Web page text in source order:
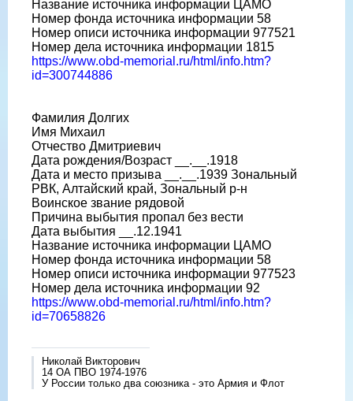
Название источника информации ЦАМО
Номер фонда источника информации 58
Номер описи источника информации 977521
Номер дела источника информации 1815
https://www.obd-memorial.ru/html/info.htm?
id=300744886
Фамилия Долгих
Имя Михаил
Отчество Дмитриевич
Дата рождения/Возраст __.__.1918
Дата и место призыва __.__.1939 Зональный
РВК, Алтайский край, Зональный р-н
Воинское звание рядовой
Причина выбытия пропал без вести
Дата выбытия __.12.1941
Название источника информации ЦАМО
Номер фонда источника информации 58
Номер описи источника информации 977523
Номер дела источника информации 92
https://www.obd-memorial.ru/html/info.htm?
id=70658826
Николай Викторович
14 ОА ПВО 1974-1976
У России только два союзника - это Армия и Флот